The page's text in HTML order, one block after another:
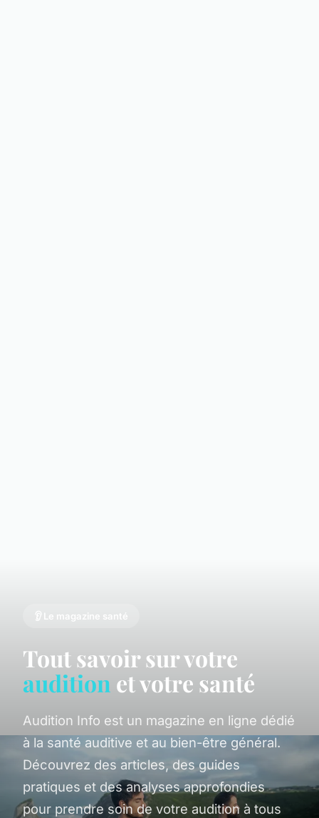
👂 Le magazine santé
Tout savoir sur votre
audition et votre santé
Audition Info est un magazine en ligne dédié
à la santé auditive et au bien-être général.
Découvrez des articles, des guides
pratiques et des analyses approfondies
pour prendre soin de votre audition à tous